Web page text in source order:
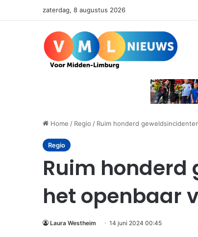
zaterdag, 8 augustus 2026
Home / Regio / Ruim honderd
Regio
Ruim honderd
het openbaar
Laura Westheim 14 juni 2024 00:45